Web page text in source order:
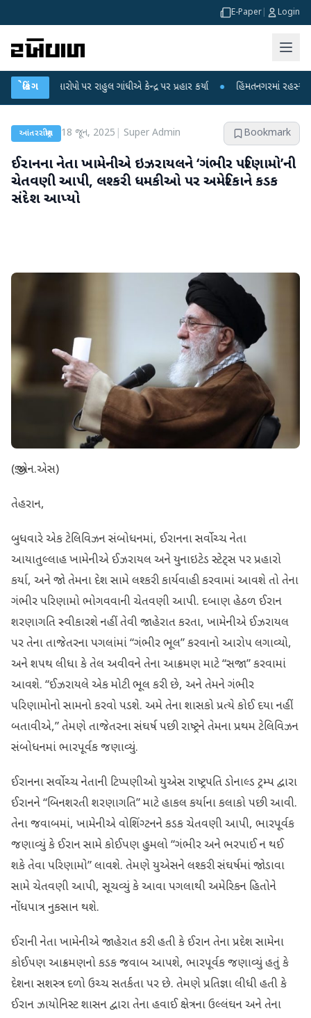
E-Paper Login
બ્રેકિંગ
પર રાહુલ ગાંધીએ કેન્દ્ર પર પ્રહાર કર્યા ● હિંમતનગરમાં રહસ્યમય વાયરસ કે
આંતરરાષ્ટ્રીય 18 જૂન, 2025 Super Admin Bookmark
ઈરાનના નેતા ખામેનીએ ઇઝરાયલને ‘ગંભીર પરિણામો’ની
ચેતવણી આપી, લશ્કરી ધમકીઓ પર અમેરિકાને કડક
સંદેશ આપ્યો
(જી.એન.એસ)
તેહરાન,
બુધવારે એક ટેલિવિઝન સંબોધનમાં, ઈરાનના સર્વોચ્ચ નેતા
આયાતુલ્લાહ ખામેનીએ ઈઝરાયલ અને યુનાઇટેડ સ્ટેટ્સ પર પ્રહારો
કર્યા, અને જો તેમના દેશ સામે લશ્કરી કાર્યવાહી કરવામાં આવશે તો તેના
ગંભીર પરિણામો ભોગવવાની ચેતવણી આપી. દબાણ હેઠળ ઈરાન
શરણાગતિ સ્વીકારશે નહીં તેવી જાહેરાત કરતા, ખામેનીએ ઈઝરાયલ
પર તેના તાજેતરના પગલાંમાં “ગંભીર ભૂલ” કરવાનો આરોપ લગાવ્યો,
અને શપથ લીધા કે તેલ અવીવને તેના આક્રમણ માટે “સજા” કરવામાં
આવશે. “ઈઝરાયલે એક મોટી ભૂલ કરી છે, અને તેમને ગંભીર
પરિણામોનો સામનો કરવો પડશે. અમે તેના શાસકો પ્રત્યે કોઈ દયા નહીં
બતાવીએ,” તેમણે તાજેતરના સંઘર્ષ પછી રાષ્ટ્રને તેમના પ્રથમ ટેલિવિઝન
સંબોધનમાં ભારપૂર્વક જણાવ્યું.
ઈરાનના સર્વોચ્ચ નેતાની ટિપ્પણીઓ યુએસ રાષ્ટ્રપતિ ડોનાલ્ડ ટ્રમ્પ દ્વારા
ઈરાનને “બિનશરતી શરણાગતિ” માટે હાકલ કર્યાના કલાકો પછી આવી.
તેના જવાબમાં, ખામેનીએ વોશિંગ્ટનને કડક ચેતવણી આપી, ભારપૂર્વક
જણાવ્યું કે ઈરાન સામે કોઈપણ હુમલો “ગંભીર અને ભરપાઈ ન થઈ
શકે તેવા પરિણામો” લાવશે. તેમણે યુએસને લશ્કરી સંઘર્ષમાં જોડાવા
સામે ચેતવણી આપી, સૂચવ્યું કે આવા પગલાથી અમેરિકન હિતોને
નોંધપાત્ર નુકસાન થશે.
ઈરાની નેતા ખામેનીએ જાહેરાત કરી હતી કે ઈરાન તેના પ્રદેશ સામેના
કોઈપણ આક્રમણનો કડક જવાબ આપશે, ભારપૂર્વક જણાવ્યું હતું કે
દેશના સશસ્ત્ર દળો ઉચ્ચ સતર્કતા પર છે. તેમણે પ્રતિજ્ઞા લીધી હતી કે
ઈરાન ઝાયોનિસ્ટ શાસન દ્વારા તેના હવાઈ ક્ષેત્રના ઉલ્લંઘન અને તેના